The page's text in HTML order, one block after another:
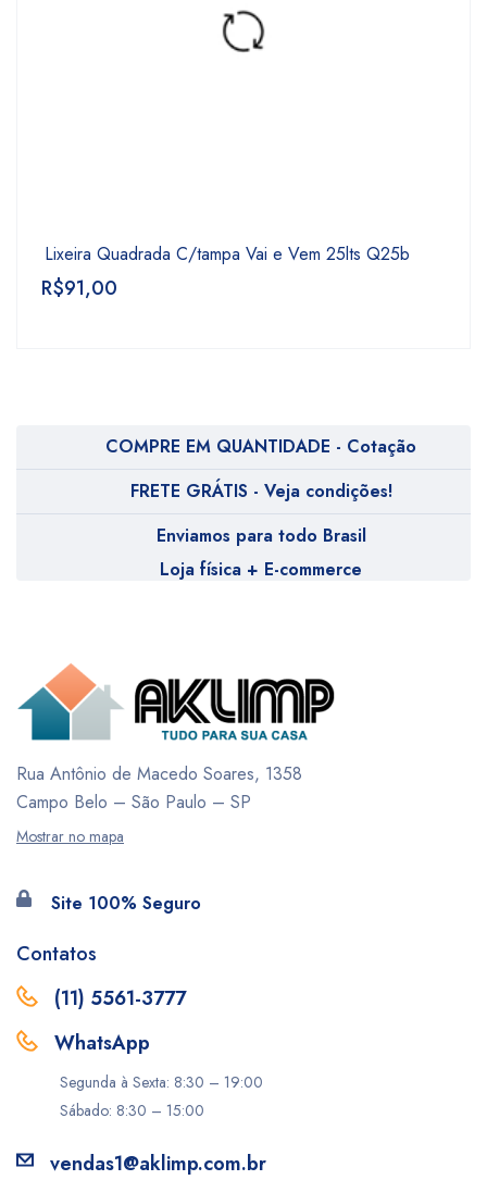
Lixeira Quadrada C/tampa Vai e Vem 25lts Q25b
R$91,00
COMPRE EM QUANTIDADE - Cotação
FRETE GRÁTIS - Veja condições!
Enviamos para todo Brasil
Loja física + E-commerce
Rua Antônio de Macedo Soares, 1358
Campo Belo – São Paulo – SP
Mostrar no mapa
Site 100% Seguro
Contatos
(11) 5561-3777
WhatsApp
Segunda à Sexta: 8:30 – 19:00
Sábado: 8:30 – 15:00
vendas1@aklimp.com.br